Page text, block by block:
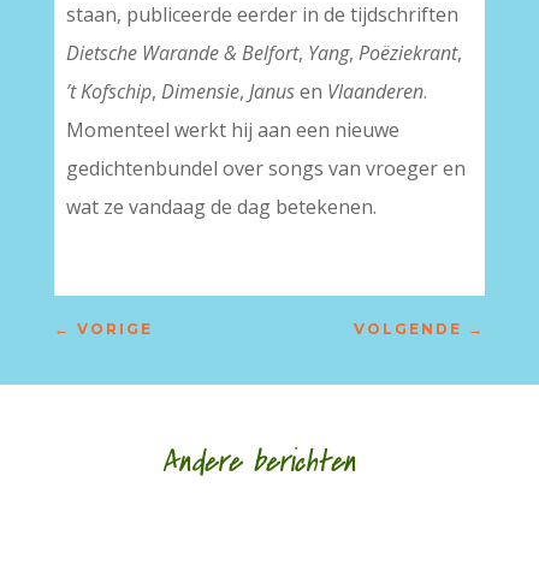
staan, publiceerde eerder in de tijdschriften
Dietsche Warande & Belfort, Yang, Poëziekrant,
’t Kofschip, Dimensie, Janusen Vlaanderen.
Momenteel werkt hij aan een nieuwe
gedichtenbundel over songs van vroeger en
wat ze vandaag de dag betekenen.
← VORIGE VOLGENDE →
Andere berichten